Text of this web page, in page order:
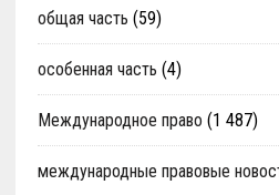
общая часть (59)
особенная часть (4)
Международное право (1 487)
международные правовые